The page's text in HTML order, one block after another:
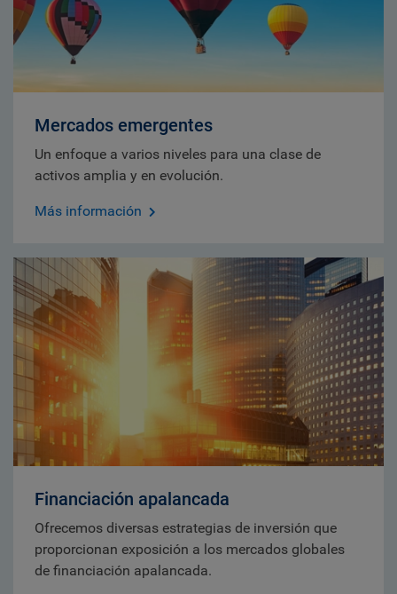
Mercados emergentes
Un enfoque a varios niveles para una clase de
activos amplia y en evolución.
Más información
Financiación apalancada
Ofrecemos diversas estrategias de inversión que
proporcionan exposición a los mercados globales
de financiación apalancada.